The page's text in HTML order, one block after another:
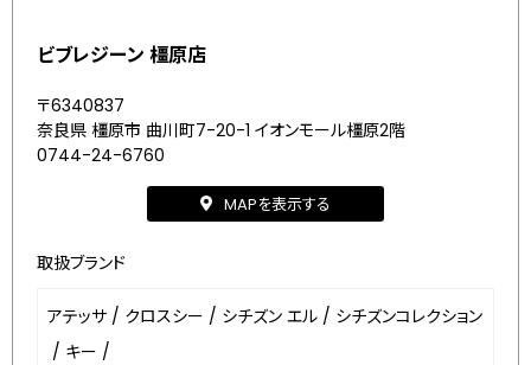
ビブレジーン 橿原店
〒6340837
奈良県 橿原市 曲川町7-20-1 イオンモール橿原2階
0744-24-6760
MAPを表示する
取扱ブランド
アテッサ / クロスシー / シチズン エル / シチズンコレクション
/ キー /